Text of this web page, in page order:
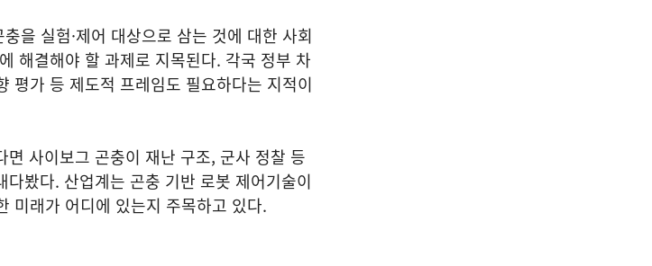
을 실험·제어 대상으로 삼는 것에 대한 사회
해결해야 할 과제로 지목된다. 각국 정부 차
평가 등 제도적 프레임도 필요하다는 지적이
사이보그 곤충이 재난 구조, 군사 정찰 등
봤다. 산업계는 곤충 기반 로봇 제어기술이
미래가 어디에 있는지 주목하고 있다.